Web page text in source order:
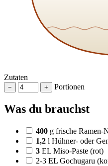
Zutaten
− + Portionen
Was du brauchst
400 g frische Ramen-
1,2 l Hühner- oder
3 EL Miso-Paste (rot)
2-3 EL Gochugaru